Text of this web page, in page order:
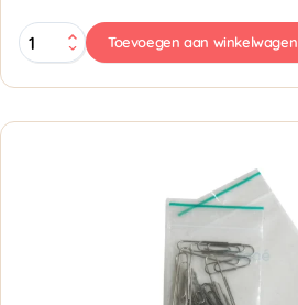
Gripzakjes
150
-
Toevoegen aan winkelwagen